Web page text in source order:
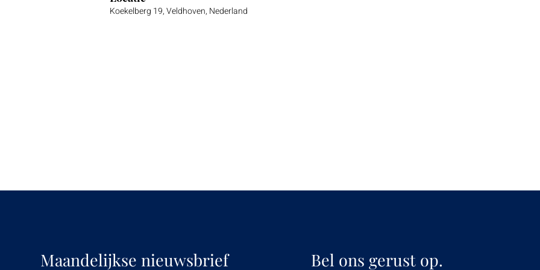
Koekelberg 19, Veldhoven, Nederland
Maandelijkse nieuwsbrief Bel ons gerust op.